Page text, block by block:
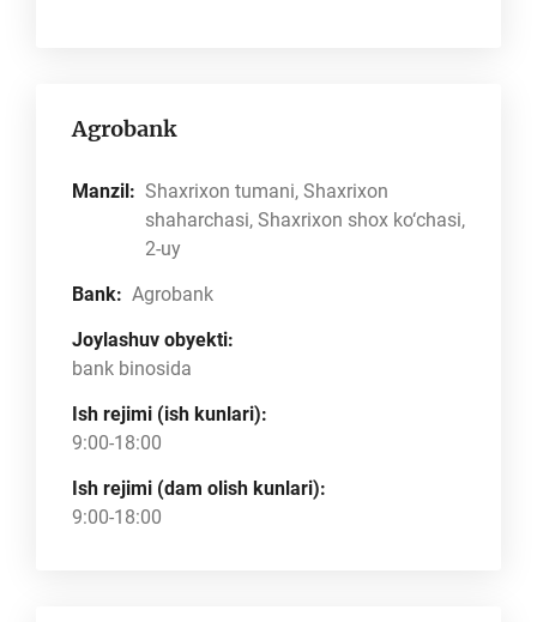
Agrobank
Manzil: Shaxrixon tumani, Shaxrixon
shaharchasi, Shaxrixon shox ko‘chasi,
2-uy
Bank: Agrobank
Joylashuv obyekti:
bank binosida
Ish rejimi (ish kunlari):
9:00-18:00
Ish rejimi (dam olish kunlari):
9:00-18:00